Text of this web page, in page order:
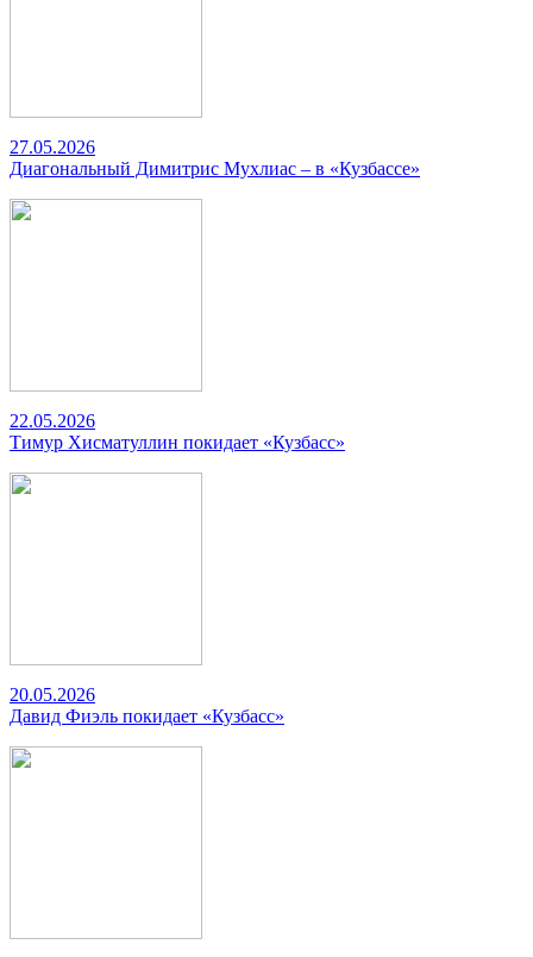
27.05.2026
Диагональный Димитрис Мухлиас – в «Кузбассе»
22.05.2026
Тимур Хисматуллин покидает «Кузбасс»
20.05.2026
Давид Фиэль покидает «Кузбасс»